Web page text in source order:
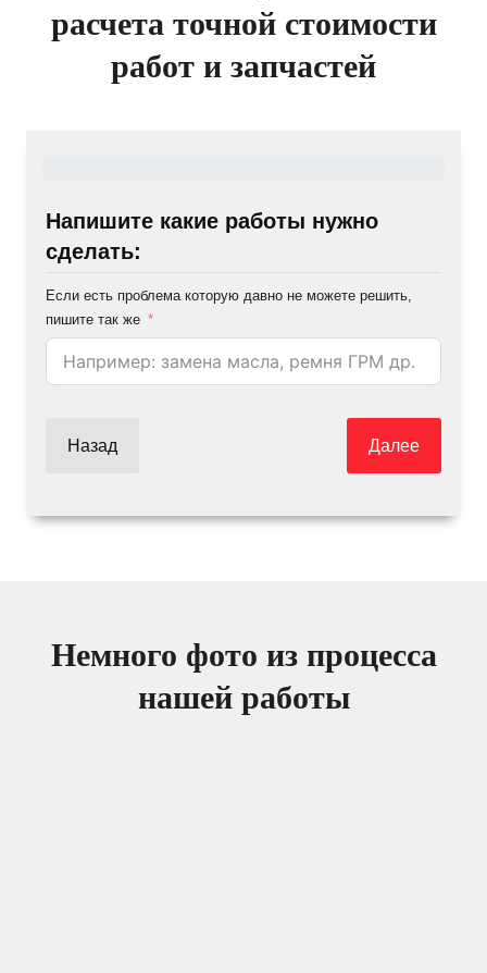
расчета точной стоимости
работ и запчастей
Напишите какие работы нужно
сделать:
Если есть проблема которую давно не можете решить,
пишите так же
Назад Далее
Немного фото из процесса
нашей работы